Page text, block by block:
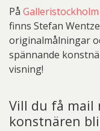
På Galleristockholm
finns Stefan
originalmålningar
spännande
visning!
Vill du få mail
konstnären